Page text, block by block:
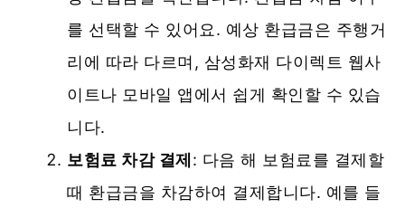
를 선택할 수 있어요. 예상 환급금은 주행거
리에 따라 다르며, 삼성화재 다이렉트 웹사
이트나 모바일 앱에서 쉽게 확인할 수 있습
니다.
보험료 차감 결제 : 다음 해 보험료를 결제할
때 환급금을 차감하여 결제합니다. 예를 들